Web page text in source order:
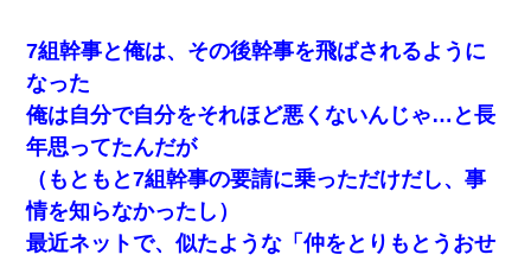
の？」長女・次男「ウワキ女！」
小学生の息子が急に様子がおかしくなった。私「理由を聞
いても『わかんない！』って怒鳴り付けてくるし、困っっ
てる」旦那「話してみるよ」→ 後日・・・
妻と同居し始めたときから、よく妻が「どこかで音漏れし
てない？音楽聞こえる」と言っていて…
7組幹事と俺は、その後幹事を飛ばされるように
なった
俺は自分で自分をそれほど悪くないんじゃ…と長
年思ってたんだが
（もともと7組幹事の要請に乗っただけだし、事
情を知らなかったし）
最近ネットで、似たような「仲をとりもとうおせ